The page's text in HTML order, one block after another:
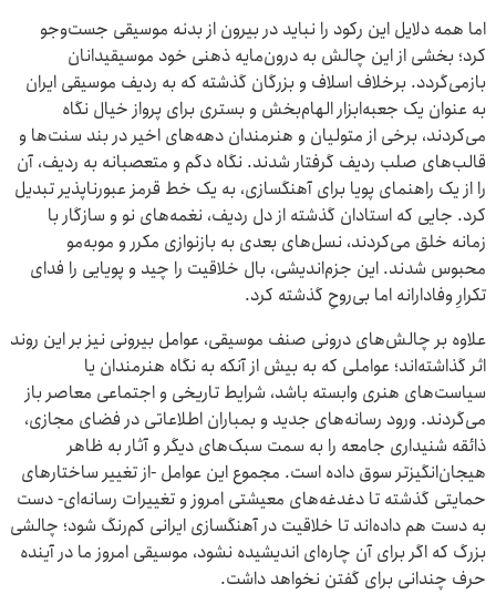
اما همه دلایل این رکود را نباید در بیرون از بدنه موسیقی جست‌وجو
کرد؛ بخشی از این چالش به درون‌مایه ذهنی خود موسیقیدانان
بازمی‌گردد. برخلاف اسلاف و بزرگان گذشته که به ردیف موسیقی ایران
به عنوان یک جعبه‌ابزار الهام‌بخش و بستری برای پرواز خیال نگاه
می‌کردند، برخی از متولیان و هنرمندان دهه‌های اخیر در بند سنت‌ها و
قالب‌های صلب ردیف گرفتار شدند. نگاه دگم و متعصبانه به ردیف، آن
را از یک راهنمای پویا برای آهنگسازی، به یک خط قرمز عبورناپذیر تبدیل
کرد. جایی که استادان گذشته از دل ردیف، نغمه‌های نو و سازگار با
زمانه خلق می‌کردند، نسل‌های بعدی به بازنوازی مکرر و موبه‌مو
محبوس شدند. این جزم‌اندیشی، بال خلاقیت را چید و پویایی را فدای
تکرارِ وفادارانه اما بی‌روحِ گذشته کرد.
علاوه بر چالش‌های درونی صنف موسیقی، عوامل بیرونی نیز بر این روند
اثر گذاشته‌اند؛ عواملی که به بیش از آنکه به نگاه هنرمندان یا
سیاست‌های هنری وابسته باشد، شرایط تاریخی و اجتماعی معاصر باز
می‌گردند. ورود رسانه‌های جدید و بمباران اطلاعاتی در فضای مجازی،
ذائقه شنیداری جامعه را به سمت سبک‌های دیگر و آثار به ظاهر
هیجان‌انگیزتر سوق داده است. مجموع این عوامل -از تغییر ساختارهای
حمایتی گذشته تا دغدغه‌های معیشتی امروز و تغییرات رسانه‌ای- دست
به دست هم داده‌اند تا خلاقیت در آهنگسازی ایرانی کم‌رنگ شود؛ چالشی
بزرگ که اگر برای آن چاره‌ای اندیشیده نشود، موسیقی امروز ما در آینده
حرف چندانی برای گفتن نخواهد داشت.